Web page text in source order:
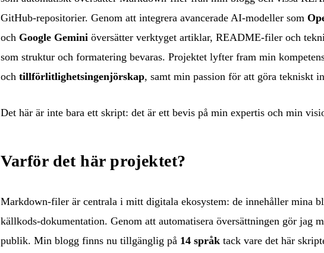
GitHub-repositorier. Genom att integrera avancerade AI-modeller som
och Google Gemini översätter verktyget artiklar, README-filer och
som struktur och formatering bevaras. Projektet lyfter fram min
och tillförlitlighetsingenjörskap, samt min passion för att göra tekniskt
Det här är inte bara ett skript: det är ett bevis på min expertis och min
Varför det här projektet?
Markdown-filer är centrala i mitt digitala ekosystem: de innehåller mina
källkods-dokumentation. Genom att automatisera översättningen gör jag
publik. Min blogg finns nu tillgänglig på 14 språk tack vare det här